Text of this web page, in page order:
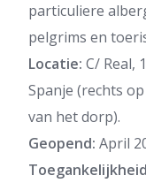
particuliere
pelgrims en
Locatie: C/ Real,
Spanje (rechts
van het dorp).
Geopend: April